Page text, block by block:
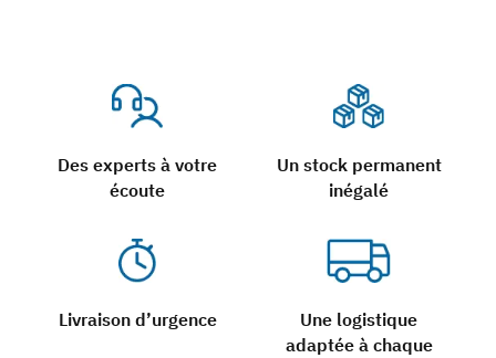
Des experts à votre
écoute
Un stock permanent
inégalé
Livraison d’urgence
Une logistique
adaptée à chaque